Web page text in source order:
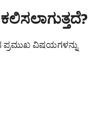
ಪ್ರಮುಖ ವಿಷಯಗಳನ್ನು